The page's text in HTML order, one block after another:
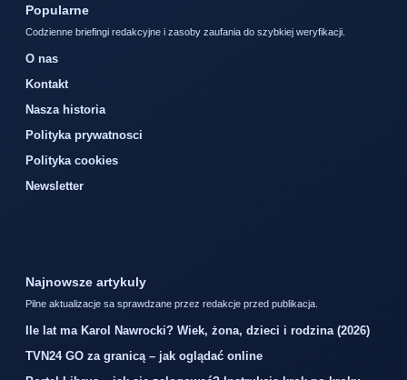
Popularne
Codzienne briefingi redakcyjne i zasoby zaufania do szybkiej weryfikacji.
O nas
Kontakt
Nasza historia
Polityka prywatnosci
Polityka cookies
Newsletter
Najnowsze artykuly
Pilne aktualizacje sa sprawdzane przez redakcje przed publikacja.
Ile lat ma Karol Nawrocki? Wiek, żona, dzieci i rodzina (2026)
TVN24 GO za granicą – jak oglądać online